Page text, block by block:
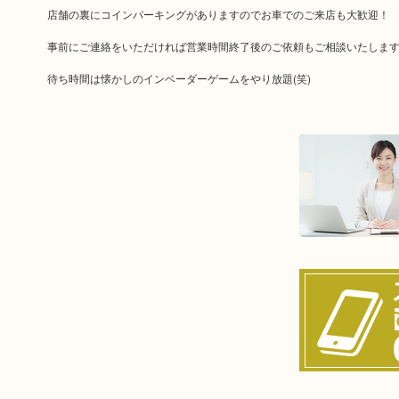
店舗の裏にコインパーキングがありますのでお車でのご来店も大歓迎！
事前にご連絡をいただければ営業時間終了後のご依頼もご相談いたしま
待ち時間は懐かしのインベーダーゲームをやり放題(笑)